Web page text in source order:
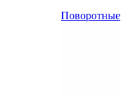
Поворотные